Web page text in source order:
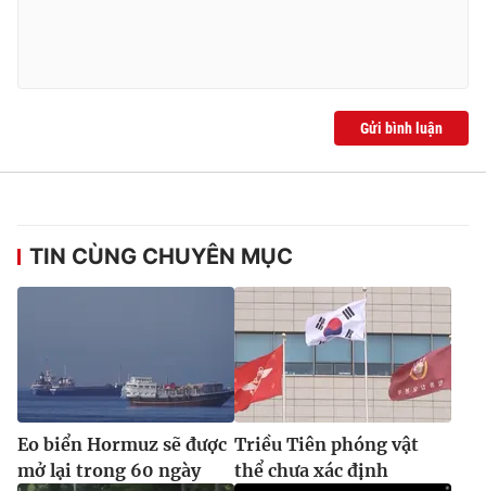
Gửi bình luận
TIN CÙNG CHUYÊN MỤC
Eo biển Hormuz sẽ được
mở lại trong 60 ngày
Triều Tiên phóng vật
thể chưa xác định